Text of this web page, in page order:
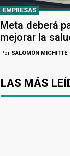
EMPRESAS
Meta deberá
mejorar la
Por SALOMÓN MICHITTE
LAS MÁS